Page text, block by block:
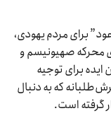
برای مردم یهودی،
محرکه صهیونیسم و
برای توجیه
که به دنبال
گرفته است.